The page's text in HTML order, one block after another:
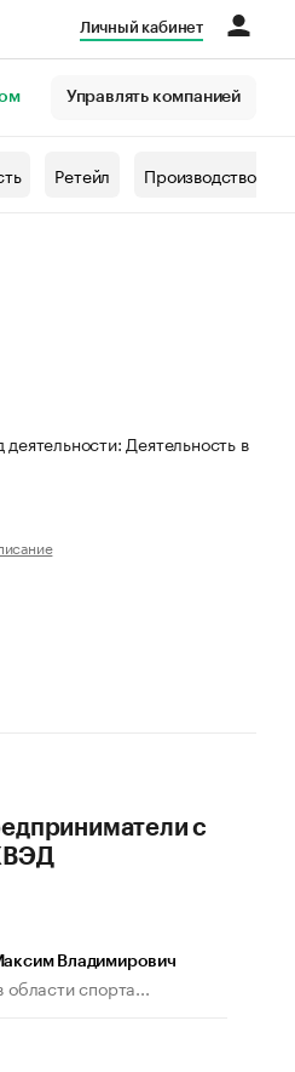
Личный кабинет
Управлять компанией
Ретейл Производство
Деятельность в
с
Владимирович
области спорта...